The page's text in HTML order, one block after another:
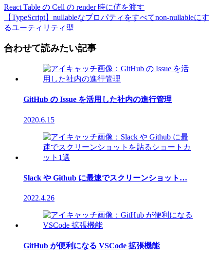
React Table の Cell の render 時に値を渡す
【TypeScript】nullableなプロパティをすべてnon-nullableにす
るユーティリティ型
合わせて読みたい記事
GitHub の Issue を活用した社内の進行管理
2020.6.15
Slack や Github に最速でスクリーンショット…
2022.4.26
GitHub が便利になる VSCode 拡張機能